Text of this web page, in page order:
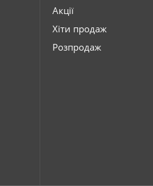
Акції
Хіти продаж
Розпродаж